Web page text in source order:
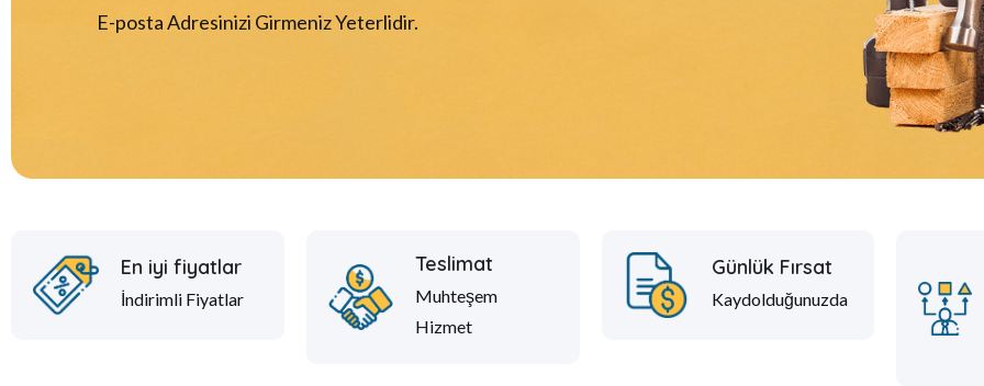
E-posta Adresinizi Girmeniz Yeterlidir.
En iyi fiyatlar
İndirimli Fiyatlar
Teslimat
Muhteşem
Hizmet
Günlük Fırsat
Kaydolduğunuzda